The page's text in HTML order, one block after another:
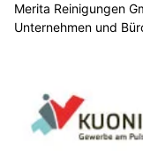
Merita Reinigungen
Unternehmen und